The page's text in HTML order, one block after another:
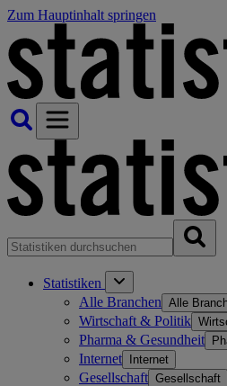
Zum Hauptinhalt springen
Statistiken
Alle Branchen Alle
Wirtschaft & Politik
Pharma & Gesundheit
Internet Internet
Gesellschaft Gesellschaft